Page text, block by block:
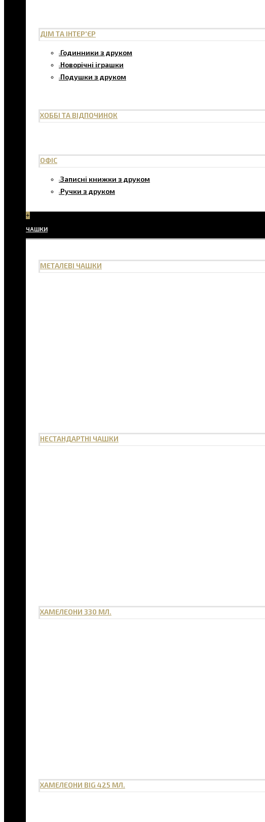
ДІМ ТА ІНТЕР'ЄР
Годинники з друком
Новорічні іграшки
Подушки з друком
ХОББІ ТА ВІДПОЧИНОК
ОФІС
Записні книжки з друком
Ручки з друком
+
ЧАШКИ
МЕТАЛЕВІ ЧАШКИ
НЕСТАНДАРТНІ ЧАШКИ
ХАМЕЛЕОНИ 330 МЛ.
ХАМЕЛЕОНИ BIG 425 МЛ.